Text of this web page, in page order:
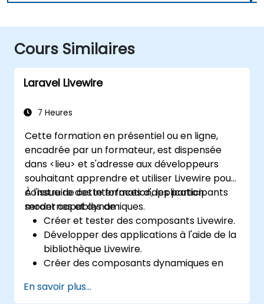
Cours Similaires
Laravel Livewire
7 Heures
Cette formation en présentiel ou en ligne,
encadrée par un formateur, est dispensée
dans <lieu> et s'adresse aux développeurs
souhaitant apprendre et utiliser Livewire pour
construire des interfaces d'application
modernes et dynamiques.
À l'issue de cette formation, les participants
seront capables de :
Créer et tester des composants Livewire.
Développer des applications à l'aide de la
bibliothèque Livewire.
Créer des composants dynamiques en
En savoir plus...